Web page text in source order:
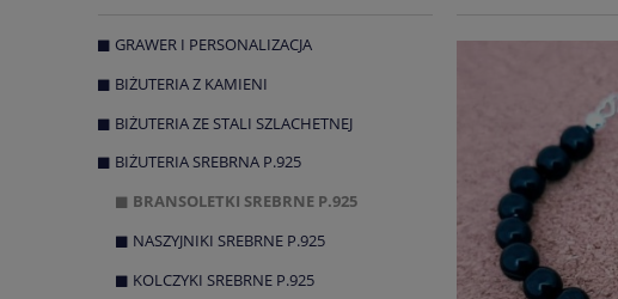
GRAWER I PERSONALIZACJA
BIŻUTERIA Z KAMIENI
BIŻUTERIA ZE STALI SZLACHETNEJ
BIŻUTERIA SREBRNA P.925
BRANSOLETKI SREBRNE P.925
NASZYJNIKI SREBRNE P.925
KOLCZYKI SREBRNE P.925